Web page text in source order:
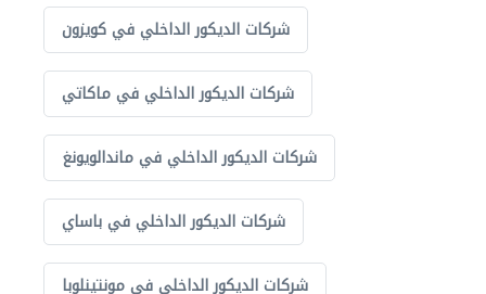
شركات الديكور الداخلي في كويزون
شركات الديكور الداخلي في ماكاتي
شركات الديكور الداخلي في ماندالويونغ
شركات الديكور الداخلي في باساي
شركات الديكور الداخلي في مونتينلوبا